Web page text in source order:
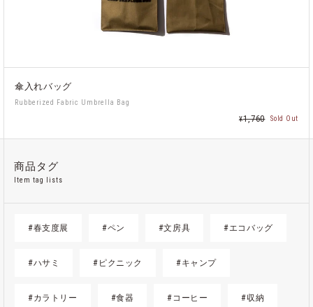
傘入れバッグ
Rubberized Fabric Umbrella Bag
¥1,760 Sold Out
商品タグ
Item tag lists
#春支度展 #ペン #文房具 #エコバッグ
#ハサミ #ピクニック #キャンプ
#カラトリー #食器 #コーヒー #収納